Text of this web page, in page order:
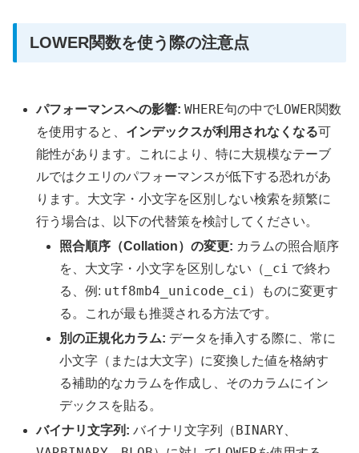
LOWER関数を使う際の注意点
パフォーマンスへの影響: WHERE句の中でLOWER関数
を使用すると、 インデックスが利用されなくなる可
能性があります。これにより、特に大規模なテーブ
ルではクエリのパフォーマンスが低下する恐れがあ
ります。大文字・小文字を区別しない検索を頻繁に
行う場合は、以下の代替策を検討してください。
照合順序（Collation）の変更: カラムの照合順序
を、大文字・小文字を区別しない（
_ci で終わ
る、例: utf8mb4_unicode_ci）ものに変更す
る。これが最も推奨される方法です。
別の正規化カラム: データを挿入する際に、常に
小文字（または大文字）に変換した値を格納す
る補助的なカラムを作成し、そのカラムにイン
デックスを貼る。
バイナリ文字列: バイナリ文字列（ BINARY